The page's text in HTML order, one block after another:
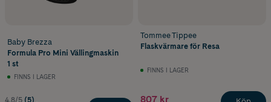
Baby Brezza
Formula Pro Mini Vällingmaskin
1 st
FINNS I LAGER
4.8/5 (5)
Tommee Tippee
Flaskvärmare för Resa
FINNS I LAGER
807 kr